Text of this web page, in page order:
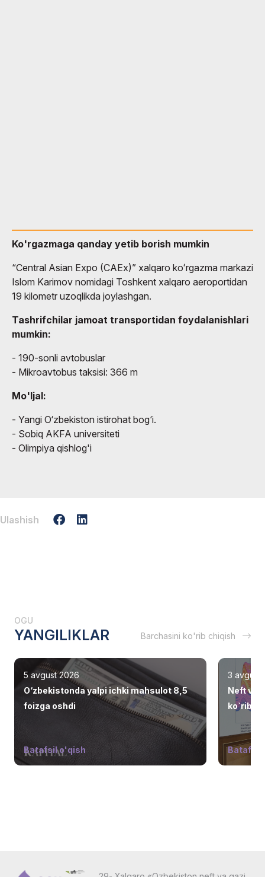
Ko'rgazmaga qanday yetib borish mumkin
“Central Asian Expo (CAEx)” xalqaro koʻrgazma markazi
Islom Karimov nomidagi Toshkent xalqaro aeroportidan
19 kilometr uzoqlikda joylashgan.
Tashrifchilar jamoat transportidan foydalanishlari
mumkin:
- 190-sonli avtobuslar
- Mikroavtobus taksisi: 366 m
Mo'ljal:
- Yangi O‘zbekiston istirohat bog‘i.
- Sobiq AKFA universiteti
- Olimpiya qishlog'i
Ulashish
OGU
YANGILIKLAR Barchasini ko'rib chiqish
5 avgust 2026
O‘zbekistonda yalpi ichki mahsulot 8,5
foizga oshdi
Batafsil o'qish
3 avgust
Neft va
ko`rib
Batafsil